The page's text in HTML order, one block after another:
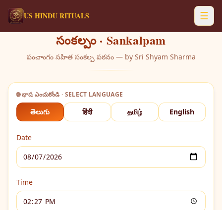
US HINDU RITUALS ☰
సంకల్పం · Sankalpam
పంచాంగం సహిత సంకల్ప పఠనం — by Sri Shyam Sharma
🌐 భాష ఎంచుకోండి · SELECT LANGUAGE
తెలుగు हिंदी தமிழ் English
Date
Time